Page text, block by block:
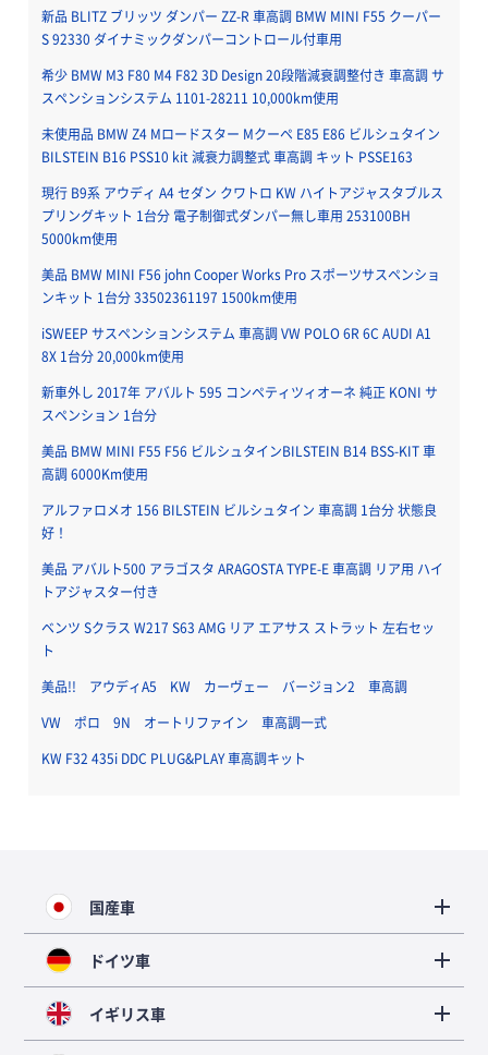
新品 BLITZ ブリッツ ダンパー ZZ-R 車高調 BMW MINI F55 クーパー
S 92330 ダイナミックダンパーコントロール付車用
希少 BMW M3 F80 M4 F82 3D Design 20段階減衰調整付き 車高調 サ
スペンションシステム 1101-28211 10,000km使用
未使用品 BMW Z4 Mロードスター Mクーペ E85 E86 ビルシュタイン
BILSTEIN B16 PSS10 kit 減衰力調整式 車高調 キット PSSE163
現行 B9系 アウディ A4 セダン クワトロ KW ハイトアジャスタブルス
プリングキット 1台分 電子制御式ダンパー無し車用 253100BH
5000km使用
美品 BMW MINI F56 john Cooper Works Pro スポーツサスペンショ
ンキット 1台分 33502361197 1500km使用
iSWEEP サスペンションシステム 車高調 VW POLO 6R 6C AUDI A1
8X 1台分 20,000km使用
新車外し 2017年 アバルト 595 コンペティツィオーネ 純正 KONI サ
スペンション 1台分
美品 BMW MINI F55 F56 ビルシュタインBILSTEIN B14 BSS-KIT 車
高調 6000Km使用
アルファロメオ 156 BILSTEIN ビルシュタイン 車高調 1台分 状態良
好！
美品 アバルト500 アラゴスタ ARAGOSTA TYPE-E 車高調 リア用 ハイ
トアジャスター付き
ベンツ Sクラス W217 S63 AMG リア エアサス ストラット 左右セッ
ト
美品!! アウディA5 KW カーヴェー バージョン2 車高調
VW ポロ 9N オートリファイン 車高調一式
KW F32 435i DDC PLUG&PLAY 車高調キット
国産車
ドイツ車
イギリス車